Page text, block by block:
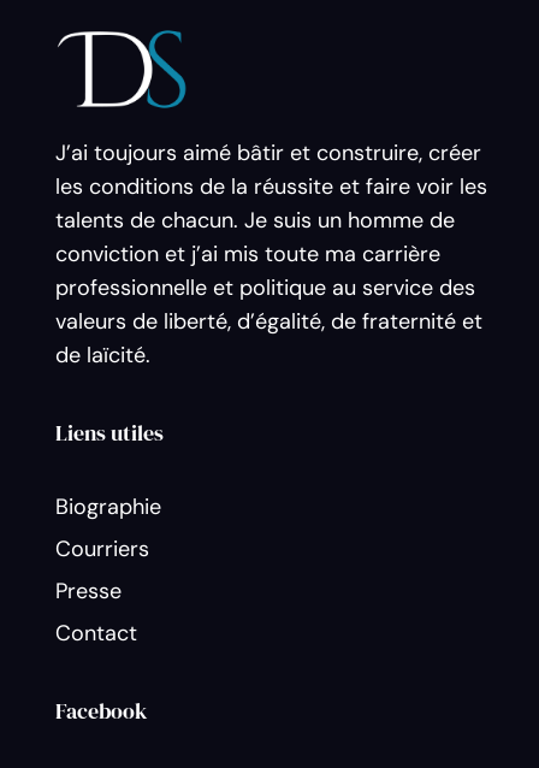
J’ai toujours aimé bâtir et construire, créer
les conditions de la réussite et faire voir les
talents de chacun. Je suis un homme de
conviction et j’ai mis toute ma carrière
professionnelle et politique au service des
valeurs de liberté, d’égalité, de fraternité et
de laïcité.
Liens utiles
Biographie
Courriers
Presse
Contact
Facebook